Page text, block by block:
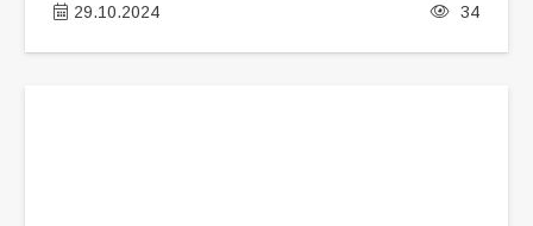
29.10.2024 34